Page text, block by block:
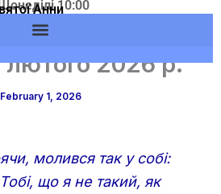
Анни
УГКЦ
10:00
Адреса: м.Вишневе,
вул. Європейська, 53
лютого 2026 р.
February 1, 2026
молився так у собі:
що я не такий, як